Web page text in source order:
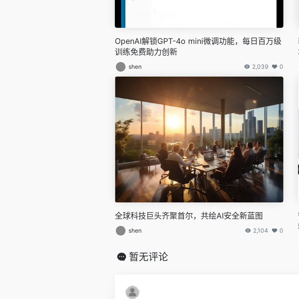
OpenAI解锁GPT-4o mini微调功能，每日百万级
训练免费助力创新
shen 2,039 0
全球科技巨头齐聚首尔，共绘AI安全新蓝图
shen 2,104 0
暂无评论